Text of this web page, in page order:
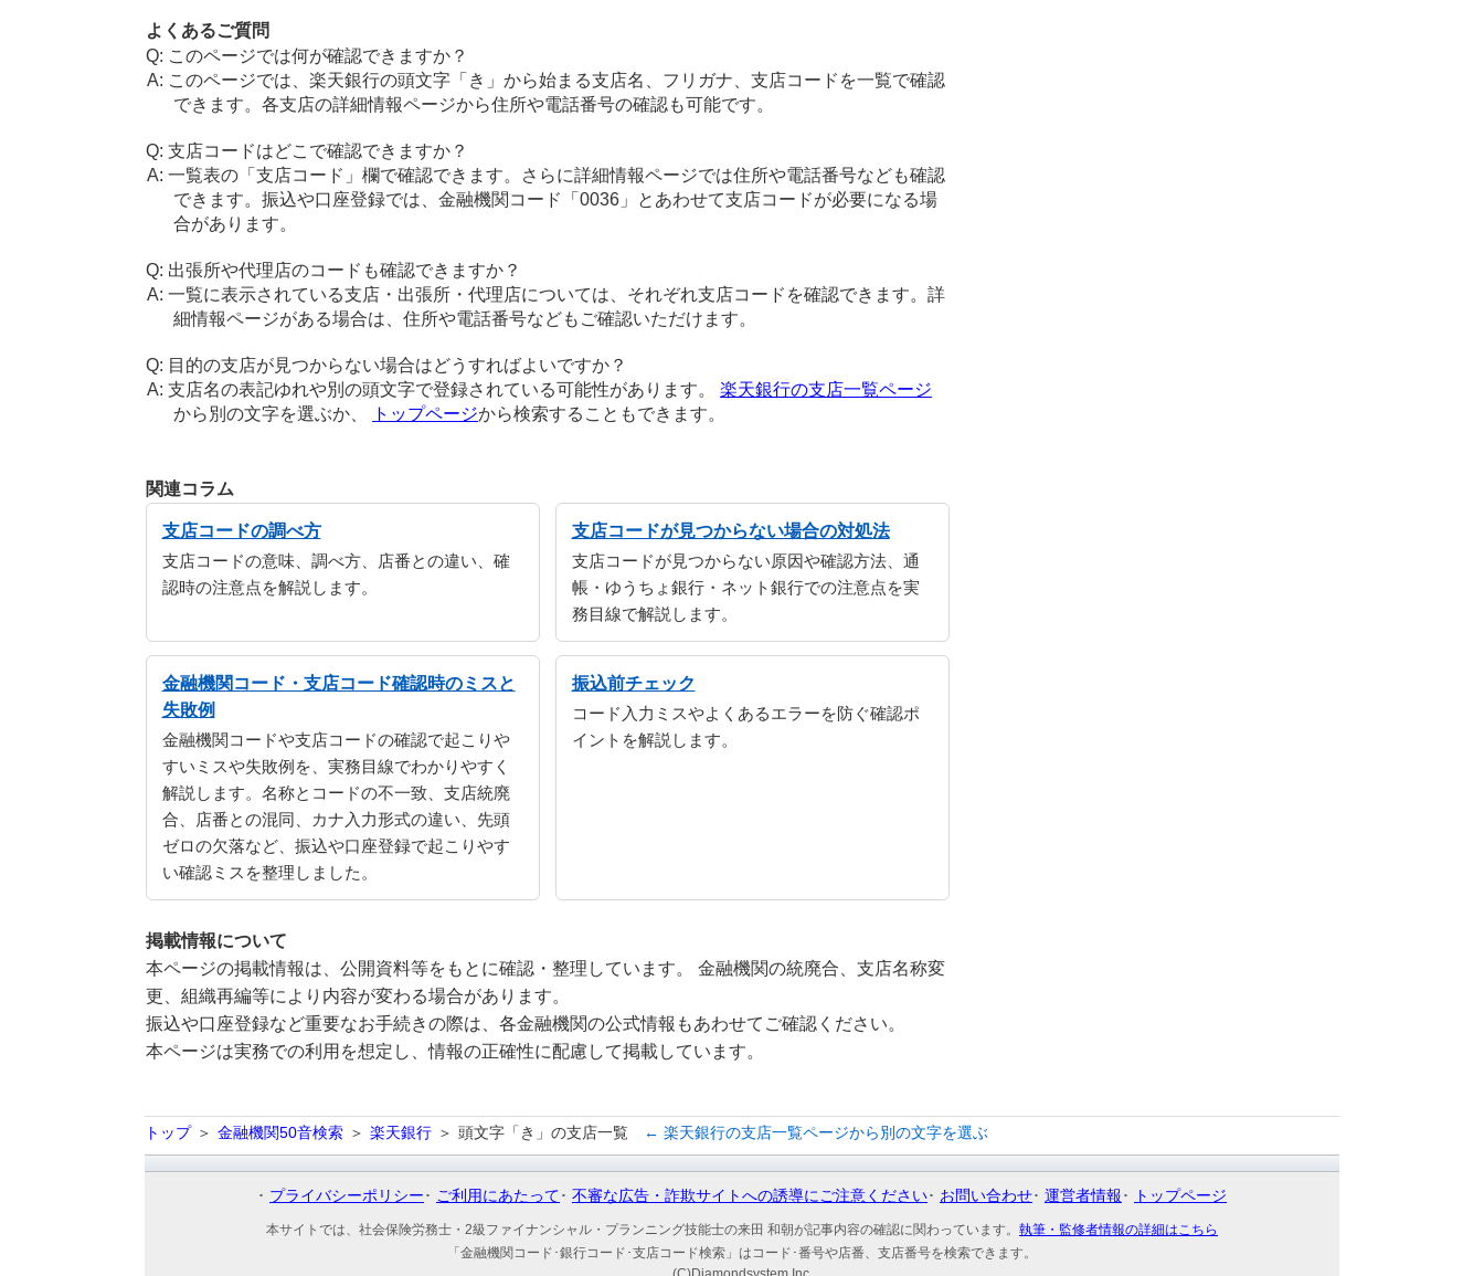
よくあるご質問
このページでは何が確認できますか？
このページでは、楽天銀行の頭文字「き」から始まる支店名、フリガナ、支店コードを一覧で確認
できます。各支店の詳細情報ページから住所や電話番号の確認も可能です。
支店コードはどこで確認できますか？
一覧表の「支店コード」欄で確認できます。さらに詳細情報ページでは住所や電話番号なども確認
できます。振込や口座登録では、金融機関コード「0036」とあわせて支店コードが必要になる場
合があります。
出張所や代理店のコードも確認できますか？
一覧に表示されている支店・出張所・代理店については、それぞれ支店コードを確認できます。詳
細情報ページがある場合は、住所や電話番号などもご確認いただけます。
目的の支店が見つからない場合はどうすればよいですか？
支店名の表記ゆれや別の頭文字で登録されている可能性があります。楽天銀行の支店一覧ページ
から別の文字を選ぶか、
トップページから検索することもできます。
関連コラム
支店コードの調べ方
支店コードの意味、調べ方、店番との違い、確
認時の注意点を解説します。
支店コードが見つからない場合の対処法
支店コードが見つからない原因や確認方法、通
帳・ゆうちょ銀行・ネット銀行での注意点を実
務目線で解説します。
金融機関コード・支店コード確認時のミスと
失敗例
金融機関コードや支店コードの確認で起こりや
すいミスや失敗例を、実務目線でわかりやすく
解説します。名称とコードの不一致、支店統廃
合、店番との混同、カナ入力形式の違い、先頭
ゼロの欠落など、振込や口座登録で起こりやす
い確認ミスを整理しました。
振込前チェック
コード入力ミスやよくあるエラーを防ぐ確認ポ
イントを解説します。
掲載情報について
本ページの掲載情報は、公開資料等をもとに確認・整理しています。 金融機関の統廃合、支店名称変
更、組織再編等により内容が変わる場合があります。
振込や口座登録など重要なお手続きの際は、各金融機関の公式情報もあわせてご確認ください。
本ページは実務での利用を想定し、情報の正確性に配慮して掲載しています。
トップ 金融機関50音検索 楽天銀行 頭文字「き」の支店一覧 ← 楽天銀行の支店一覧ページから別の文字を選ぶ
プライバシーポリシー ご利用にあたって 不審な広告・詐欺サイトへの誘導にご注意ください お問い合わせ 運営者情報 トップページ
本サイトでは、社会保険労務士・2級ファイナンシャル・プランニング技能士の来田 和朝が記事内容の確認に関わっています。 執筆・監修者情報の詳細はこちら
「金融機関コード･銀行コード･支店コード検索」はコード･番号や店番、支店番号を検索できます。